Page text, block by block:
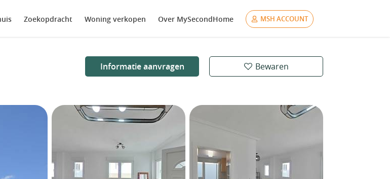
Zoekopdracht Woning verkopen Over MySecondHome MSH ACCOUNT
Informatie aanvragen Bewaren